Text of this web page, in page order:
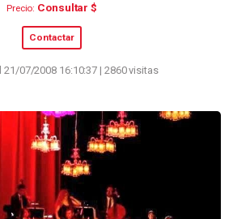
Precio: Consultar $
Contactar
21/07/2008 16:10:37 | 2860 visitas